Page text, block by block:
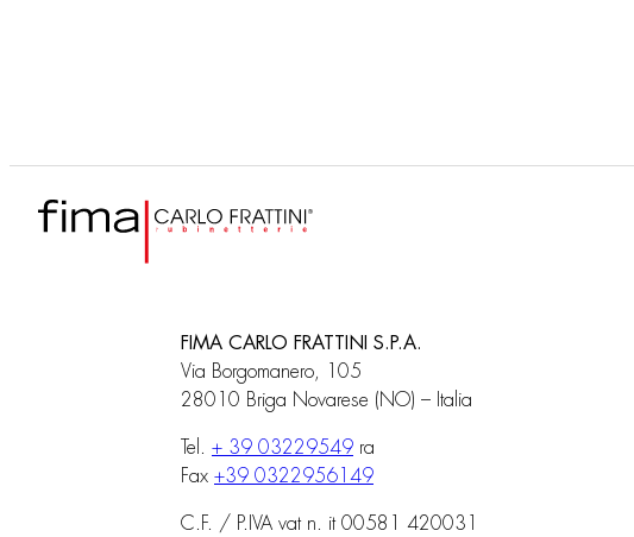
FIMA CARLO FRATTINI S.P.A.
Via Borgomanero, 105
28010 Briga Novarese (NO) – Italia
Tel. + 39 03229549 ra
Fax +39 0322956149
C.F. / P.IVA vat n. it 00581 420031